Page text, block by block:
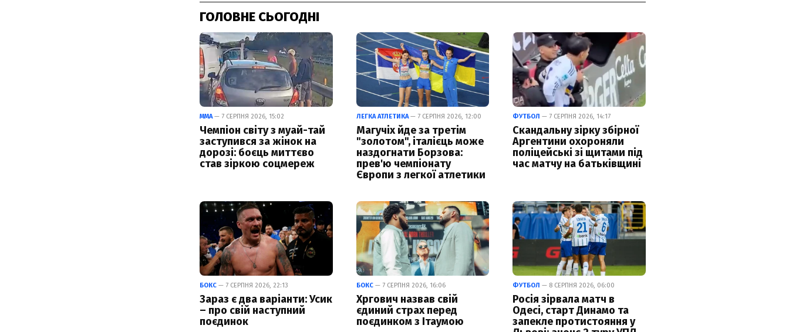
ГОЛОВНЕ СЬОГОДНІ
ММА— 7 СЕРПНЯ 2026, 15:02
Чемпіон світу з муай-тай
заступився за жінок на
дорозі: боєць миттєво
став зіркою соцмереж
ЛЕГКА АТЛЕТИКА— 7 СЕРПНЯ 2026, 12:00
Магучіх йде за третім
"золотом", італієць може
наздогнати Борзова:
прев'ю чемпіонату
Європи з легкої атлетики
ФУТБОЛ — 7 СЕРПНЯ 2026, 14:17
Скандальну зірку збірної
Аргентини охороняли
поліцейські зі щитами під
час матчу на батьківщині
БОКС — 7 СЕРПНЯ 2026, 22:13
Зараз є два варіанти: Усик
– про свій наступний
поєдинок
БОКС— 7 СЕРПНЯ 2026, 16:06
Хргович назвав свій
єдиний страх перед
поєдинком з Ітаумою
ФУТБОЛ — 8 СЕРПНЯ 2026, 06:00
Росія зірвала матч в
Одесі, старт Динамо та
запекле протистояння у